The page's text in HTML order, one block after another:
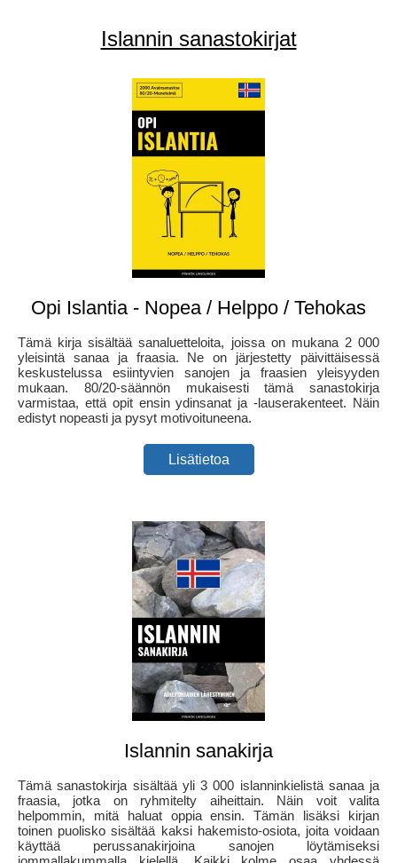
Islannin sanastokirjat
Opi Islantia - Nopea / Helppo / Tehokas
Tämä kirja sisältää sanaluetteloita, joissa on mukana 2 000
yleisintä sanaa ja fraasia. Ne on järjestetty päivittäisessä
keskustelussa esiintyvien sanojen ja fraasien yleisyyden
mukaan. 80/20-säännön mukaisesti tämä sanastokirja
varmistaa, että opit ensin ydinsanat ja -lauserakenteet. Näin
edistyt nopeasti ja pysyt motivoituneena.
Lisätietoa
Islannin sanakirja
Tämä sanastokirja sisältää yli 3 000 islanninkielistä sanaa ja
fraasia, jotka on ryhmitelty aiheittain. Näin voit valita
helpommin, mitä haluat oppia ensin. Tämän lisäksi kirjan
toinen puolisko sisältää kaksi hakemisto-osiota, joita voidaan
käyttää perussanakirjoina sanojen löytämiseksi